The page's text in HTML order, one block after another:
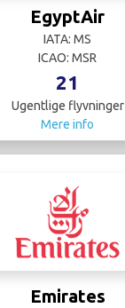
EgyptAir
IATA: MS
ICAO: MSR
21
Ugentlige flyvninger
Mere info
Emirates